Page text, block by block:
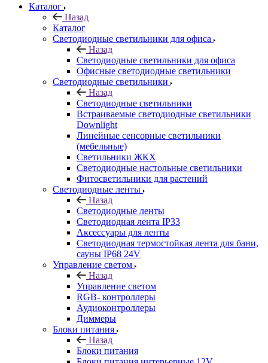
Каталог
Назад
Каталог
Светодиодные светильники для офиса
Назад
Светодиодные светильники для офиса
Офисные светодиодные светильники
Светодиодные светильники
Назад
Светодиодные светильники
Встраиваемые светодиодные светильники
Downlight
Линейные сенсорные светильники
(мебельные)
Светильники ЖКХ
Светодиодные настольные светильники
Фитосветильники для растений
Светодиодные ленты
Назад
Светодиодные ленты
Светодиодная лента IP33
Аксессуары для ленты
Светодиодная термостойкая лента для бани,
сауны IP68 24V
Управление светом
Назад
Управление светом
RGB- контроллеры
Аудиоконтроллеры
Диммеры
Блоки питания
Назад
Блоки питания